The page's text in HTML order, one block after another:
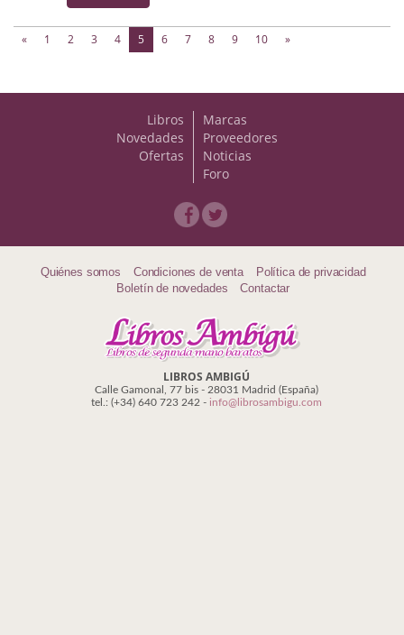
« 1 2 3 4 5(current)
6 7 8 9 10 »
Libros
Novedades
Ofertas
Marcas
Proveedores
Noticias
Foro
Quiénes somos Condiciones de venta
Política de privacidad
Boletín de novedades
Contactar
LIBROS AMBIGÚ
Calle Gamonal, 77 bis - 28031 Madrid (España)
tel.: (+34) 640 723 242 - info@librosambigu.com